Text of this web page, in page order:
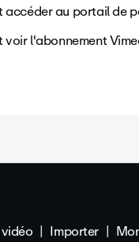
accéder au portail de
voir l'abonnement
Importer